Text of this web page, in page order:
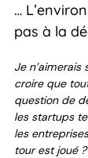
…
pas à la
Je
croire que
question de
les startups
les
tour est joué